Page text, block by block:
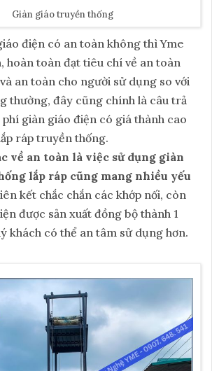
Giàn giáo truyền thống
điện có an toàn không thì Yme
hoàn toàn đạt tiêu chí về an toàn
an toàn cho người sử dụng so với
thường, đây cũng chính là câu trả
giàn giáo điện có giá thành cao
ráp truyền thống.
về an toàn là việc sử dụng giàn
lắp ráp cũng mang nhiều yếu
kết chắc chắn các khớp nối, còn
được sản xuất đồng bộ thành 1
khách có thể an tâm sử dụng hơn.